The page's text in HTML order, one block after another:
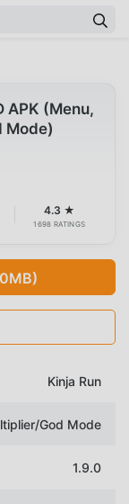
APK (Menu,
Mode)
4.3 ★
1698 RATINGS
Kinja Run
God Mode
1.9.0